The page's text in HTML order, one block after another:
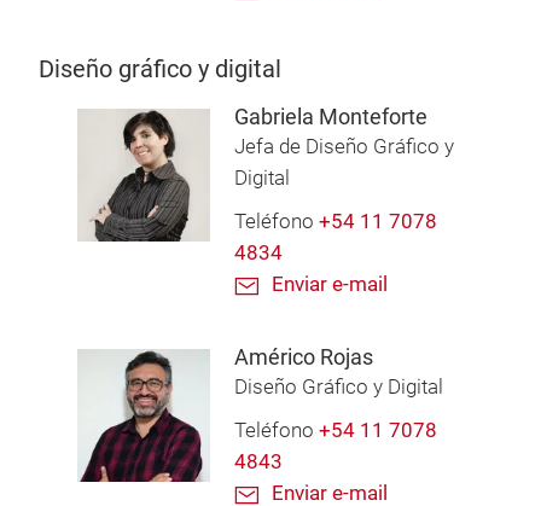
Diseño gráfico y digital
Gabriela Monteforte
Jefa de Diseño Gráfico y
Digital
Teléfono +54 11 7078
4834
Enviar e-mail
Américo Rojas
Diseño Gráfico y Digital
Teléfono +54 11 7078
4843
Enviar e-mail